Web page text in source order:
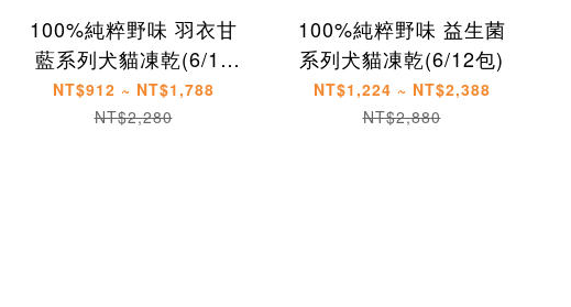
100%純粹野味 羽衣甘
藍系列犬貓凍乾(6/12
包)
NT$912 ~ NT$1,788
NT$2,280
100%純粹野味 益生菌
系列犬貓凍乾(6/12包)
NT$1,224 ~ NT$2,388
NT$2,880